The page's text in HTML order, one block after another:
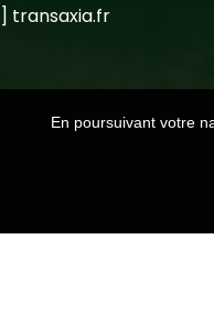
transaxia.fr
En poursuivant votre